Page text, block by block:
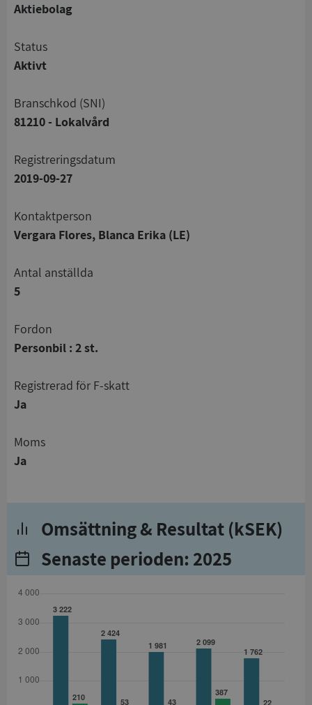
Aktiebolag
status
Aktivt
branschkod (SNI)
81210 - Lokalvård
registreringsdatum
2019-09-27
Kontaktperson
Vergara Flores, Blanca Erika (LE)
Antal anställda
5
Fordon
Personbil : 2 st.
registrerad för F-skatt
Ja
Moms
Ja
Omsättning & Resultat (kSEK)
Senaste perioden: 2025